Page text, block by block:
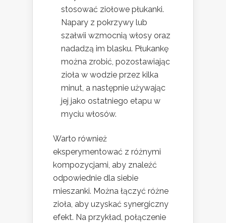
stosować ziołowe płukanki.
Napary z pokrzywy lub
szałwii wzmocnią włosy oraz
nadadzą im blasku. Płukankę
można zrobić, pozostawiając
zioła w wodzie przez kilka
minut, a następnie używając
jej jako ostatniego etapu w
myciu włosów.
Warto również
eksperymentować z różnymi
kompozycjami, aby znaleźć
odpowiednie dla siebie
mieszanki. Można łączyć różne
zioła, aby uzyskać synergiczny
efekt. Na przykład, połączenie